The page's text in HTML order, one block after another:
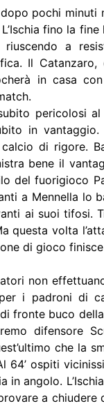
pochi minuti
fino la
a
Il
in casa
pericolosi
in
di rigore.
bene il
del fuorigioco
a Mennella lo
ai suoi tifosi.
questa volta
di gioco
non
i padroni di
fronte buco
difensore
che la
64’ ospiti
in angolo.
a chiudere